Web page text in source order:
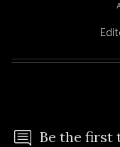
Be the first